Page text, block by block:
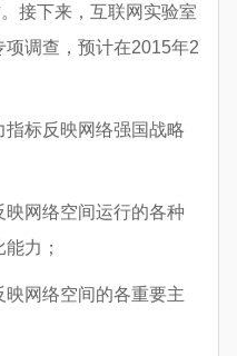
接下来，互联网实验室
调查，预计在2015年2
标反映网络强国战略
网络空间运行的各种
力；
网络空间的各重要主